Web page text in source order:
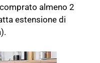
almeno 2
estensione di